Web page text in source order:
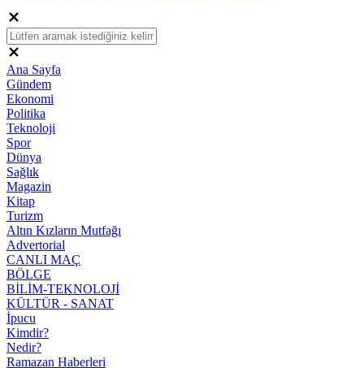
Ana Sayfa
Gündem
Ekonomi
Politika
Teknoloji
Spor
Dünya
Sağlık
Magazin
Kitap
Turizm
Altın Kızların Mutfağı
Advertorial
CANLI MAÇ
BÖLGE
BİLİM-TEKNOLOJİ
KÜLTÜR - SANAT
İpucu
Kimdir?
Nedir?
Ramazan Haberleri